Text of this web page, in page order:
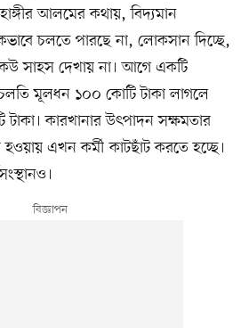
আলমের কথায়, বিদ্যমান
চলতে পারছে না, লোকসান দিচ্ছে,
সাহস দেখায় না। আগে একটি
মূলধন ১০০ কোটি টাকা লাগলে
কারখানার উৎপাদন সক্ষমতার
এখন কর্মী কাটছাঁট করতে হচ্ছে।